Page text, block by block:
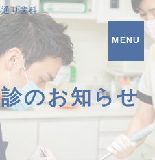
り歯科
MENU
のお知らせ